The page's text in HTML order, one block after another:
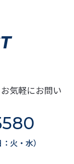
気軽にお問い
火・水）